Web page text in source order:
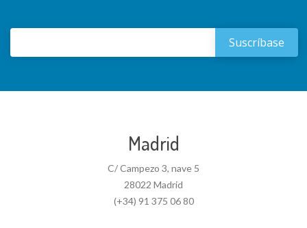
Madrid
C/ Campezo 3, nave 5
28022 Madrid
(+34) 91 375 06 80